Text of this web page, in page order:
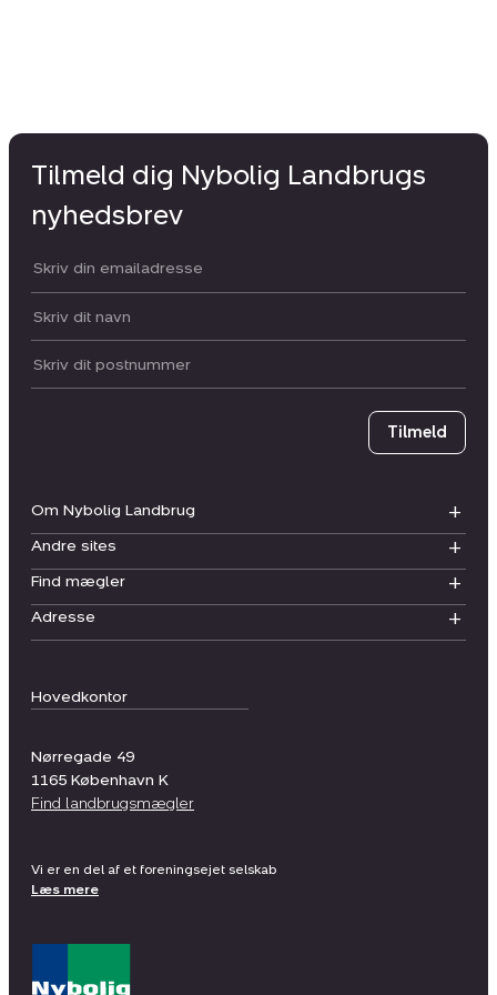
Hovedkontor
Nørregade 49
1165 København K
Find landbrugsmægler
Om Nybolig Landbrug
Andre sites
Find mægler
Adresse
Tilmeld dig Nybolig Landbrugs
nyhedsbrev
Din email:
Dit navn:
Postnummer
Tilmeld
Vi er en del af et foreningsejet selskab
Læs mere